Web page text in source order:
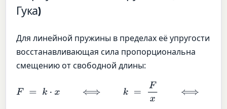
Гука)
Для линейной пружины в пределах её упругости
восстанавливающая сила пропорциональна
смещению от свободной длины:
k⋅x⟺ ⟺x= k